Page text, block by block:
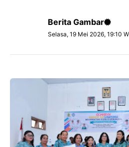
Berita Gambar
Selasa, 19 Mei 2026, 19:10